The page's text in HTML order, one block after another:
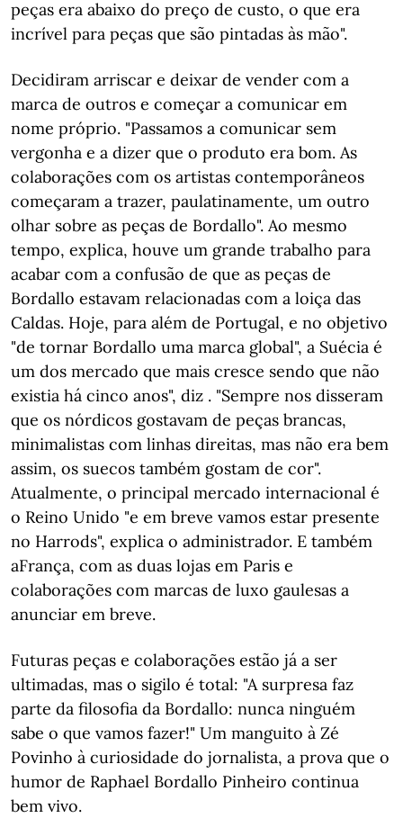
peças era abaixo do preço de custo, o que era
incrível para peças que são pintadas às mão".
Decidiram arriscar e deixar de vender com a
marca de outros e começar a comunicar em
nome próprio. "Passamos a comunicar sem
vergonha e a dizer que o produto era bom. As
colaborações com os artistas contemporâneos
começaram a trazer, paulatinamente, um outro
olhar sobre as peças de Bordallo". Ao mesmo
tempo, explica, houve um grande trabalho para
acabar com a confusão de que as peças de
Bordallo estavam relacionadas com a loiça das
Caldas. Hoje, para além de Portugal, e no objetivo
"de tornar Bordallo uma marca global", a Suécia é
um dos mercado que mais cresce sendo que não
existia há cinco anos", diz . "Sempre nos disseram
que os nórdicos gostavam de peças brancas,
minimalistas com linhas direitas, mas não era bem
assim, os suecos também gostam de cor".
Atualmente, o principal mercado internacional é
o Reino Unido "e em breve vamos estar presente
no Harrods", explica o administrador. E também
aFrança, com as duas lojas em Paris e
colaborações com marcas de luxo gaulesas a
anunciar em breve.
Futuras peças e colaborações estão já a ser
ultimadas, mas o sigilo é total: "A surpresa faz
parte da filosofia da Bordallo: nunca ninguém
sabe o que vamos fazer!" Um manguito à Zé
Povinho à curiosidade do jornalista, a prova que o
humor de Raphael Bordallo Pinheiro continua
bem vivo.